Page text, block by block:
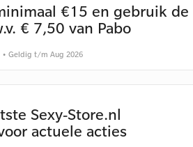
€15 en gebruik de
€ 7,50 van Pabo
• Geldig t/m Aug 2026
Sexy-Store.nl
actuele acties